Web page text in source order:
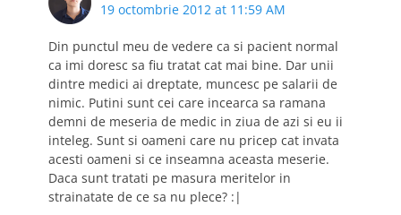
19 octombrie 2012 at 11:59 AM
Din punctul meu de vedere ca si pacient normal
ca imi doresc sa fiu tratat cat mai bine. Dar unii
dintre medici ai dreptate, muncesc pe salarii de
nimic. Putini sunt cei care incearca sa ramana
demni de meseria de medic in ziua de azi si eu ii
inteleg. Sunt si oameni care nu pricep cat invata
acesti oameni si ce inseamna aceasta meserie.
Daca sunt tratati pe masura meritelor in
strainatate de ce sa nu plece? :|